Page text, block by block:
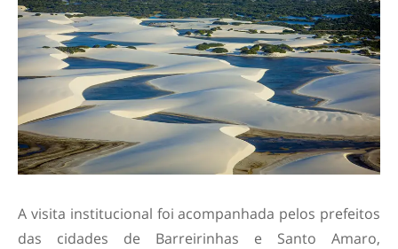
A visita institucional foi acompanhada pelos prefeitos
das cidades de Barreirinhas e Santo Amaro,